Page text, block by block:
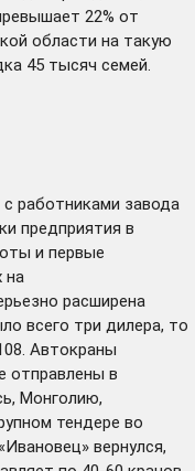
22% от
области на такую
45 тысяч семей.
с работниками завода
предприятия в
и первые
на
расширена
всего три дилера, то
Автокраны
отправлены в
Монголию,
тендере во
вернулся,